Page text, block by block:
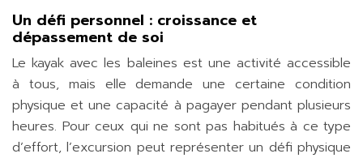
Un défi personnel : croissance et
dépassement de soi
Le kayak avec les baleines est une activité accessible
à tous, mais elle demande une certaine condition
physique et une capacité à pagayer pendant plusieurs
heures. Pour ceux qui ne sont pas habitués à ce type
d’effort, l’excursion peut représenter un défi physique